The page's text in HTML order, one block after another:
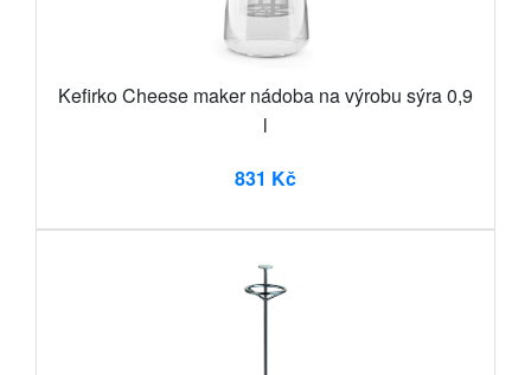
Kefirko Cheese maker nádoba na výrobu sýra 0,9
l
831 Kč